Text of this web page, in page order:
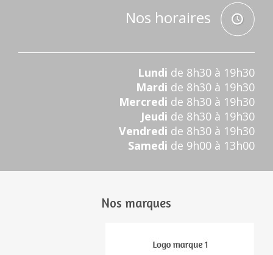
Nos horaires
Lundi de 8h30 à 19h30
Mardi de 8h30 à 19h30
Mercredi de 8h30 à 19h30
Jeudi de 8h30 à 19h30
Vendredi de 8h30 à 19h30
Samedi de 9h00 à 13h00
Nos marques